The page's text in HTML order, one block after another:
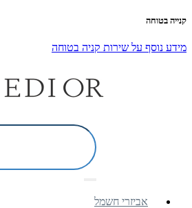
קנייה בטוחה
מידע נוסף על שירות קניה בטוחה
אביזרי חשמל